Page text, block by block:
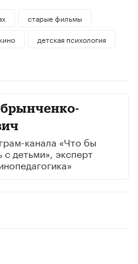
старые фильмы
кино детская психология
канала «Что бы
с детьми», эксперт